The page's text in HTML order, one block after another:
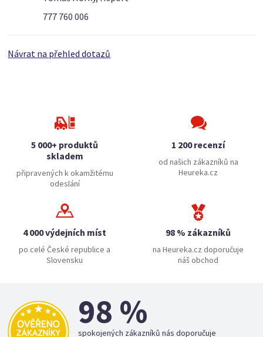
777 760 006
Návrat na přehled dotazů
5 000+ produktů
skladem
připravených k okamžitému
odeslání
1 200 recenzí
od našich zákazníků na
Heureka.cz
4 000 výdejních míst
po celé České republice a
Slovensku
98 % zákazníků
na Heureka.cz doporučuje
náš obchod
98 %
spokojených zákazníků nás doporučuje